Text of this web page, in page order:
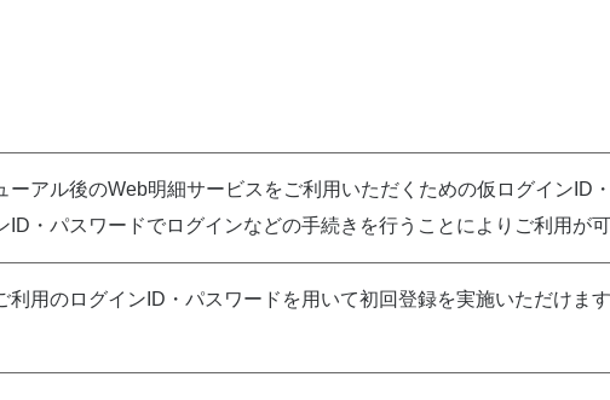
ーアル後のWeb明細サービスをご利用いただくための仮ログインID
ID・パスワードでログインなどの手続きを行うことによりご利用が
利用のログインID・パスワードを用いて初回登録を実施いただけま